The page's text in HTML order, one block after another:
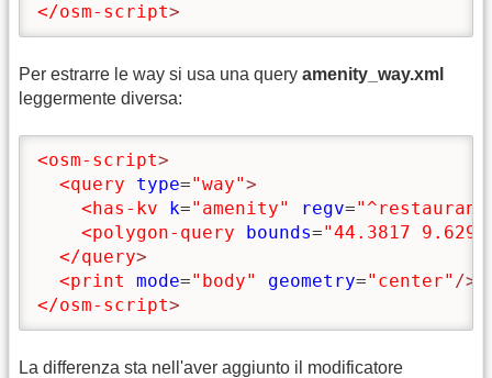
</osm-script>
Per estrarre le way si usa una query amenity_way.xml
leggermente diversa:
<osm-script>
<query
type="way">
<has-kv
k="amenity" regv=
<polygon-query
bounds="44.3817
</query>
<print
mode="body" geometry="center" />
</osm-script>
La differenza sta nell'aver aggiunto il modificatore